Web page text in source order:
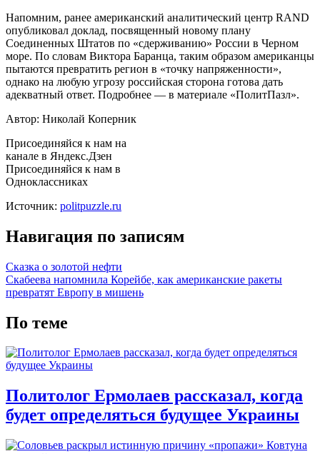
Напомним, ранее американский аналитический центр RAND
опубликовал доклад, посвященный новому плану
Соединенных Штатов по «сдерживанию» России в Черном
море. По словам Виктора Баранца, таким образом американцы
пытаются превратить регион в «точку напряженности»,
однако на любую угрозу российская сторона готова дать
адекватный ответ. Подробнее — в материале «ПолитПазл».
Автор: Николай Коперник
Присоединяйся к нам на
канале в Яндекс.Дзен
Присоединяйся к нам в
Одноклассниках
Источник: politpuzzle.ru
Навигация по записям
Сказка о золотой нефти
Скабеева напомнила Корейбе, как американские ракеты
превратят Европу в мишень
По теме
Политолог Ермолаев рассказал, когда
будет определяться будущее Украины